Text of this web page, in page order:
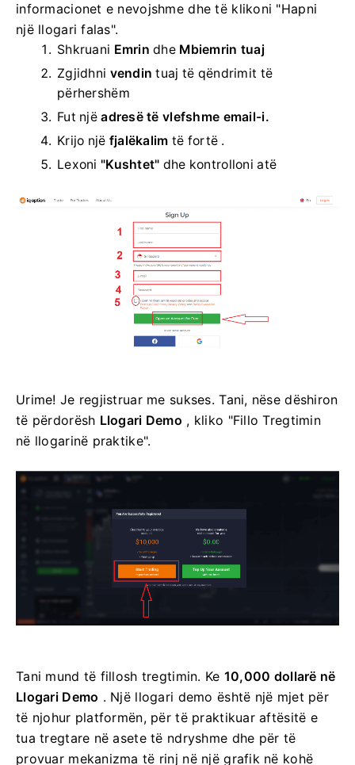
informacionet e nevojshme dhe të klikoni "Hapni
një llogari falas".
Shkruani Emrin dhe Mbiemrin tuaj
Zgjidhni vendin tuaj të qëndrimit të
përhershëm
Fut njëadresë të vlefshme email-i.
Krijo një fjalëkalim të fortë .
Lexoni "Kushtet" dhe kontrolloni atë
Urime! Je regjistruar me sukses. Tani, nëse dëshiron
të përdorësh Llogari Demo , kliko "Fillo Tregtimin
në llogarinë praktike".
Tani mund të fillosh tregtimin. Ke 10,000 dollarë në
Llogari Demo . Një llogari demo është një mjet për
të njohur platformën, për të praktikuar aftësitë e
tua tregtare në asete të ndryshme dhe për të
provuar mekanizma të rinj në një grafik në kohë